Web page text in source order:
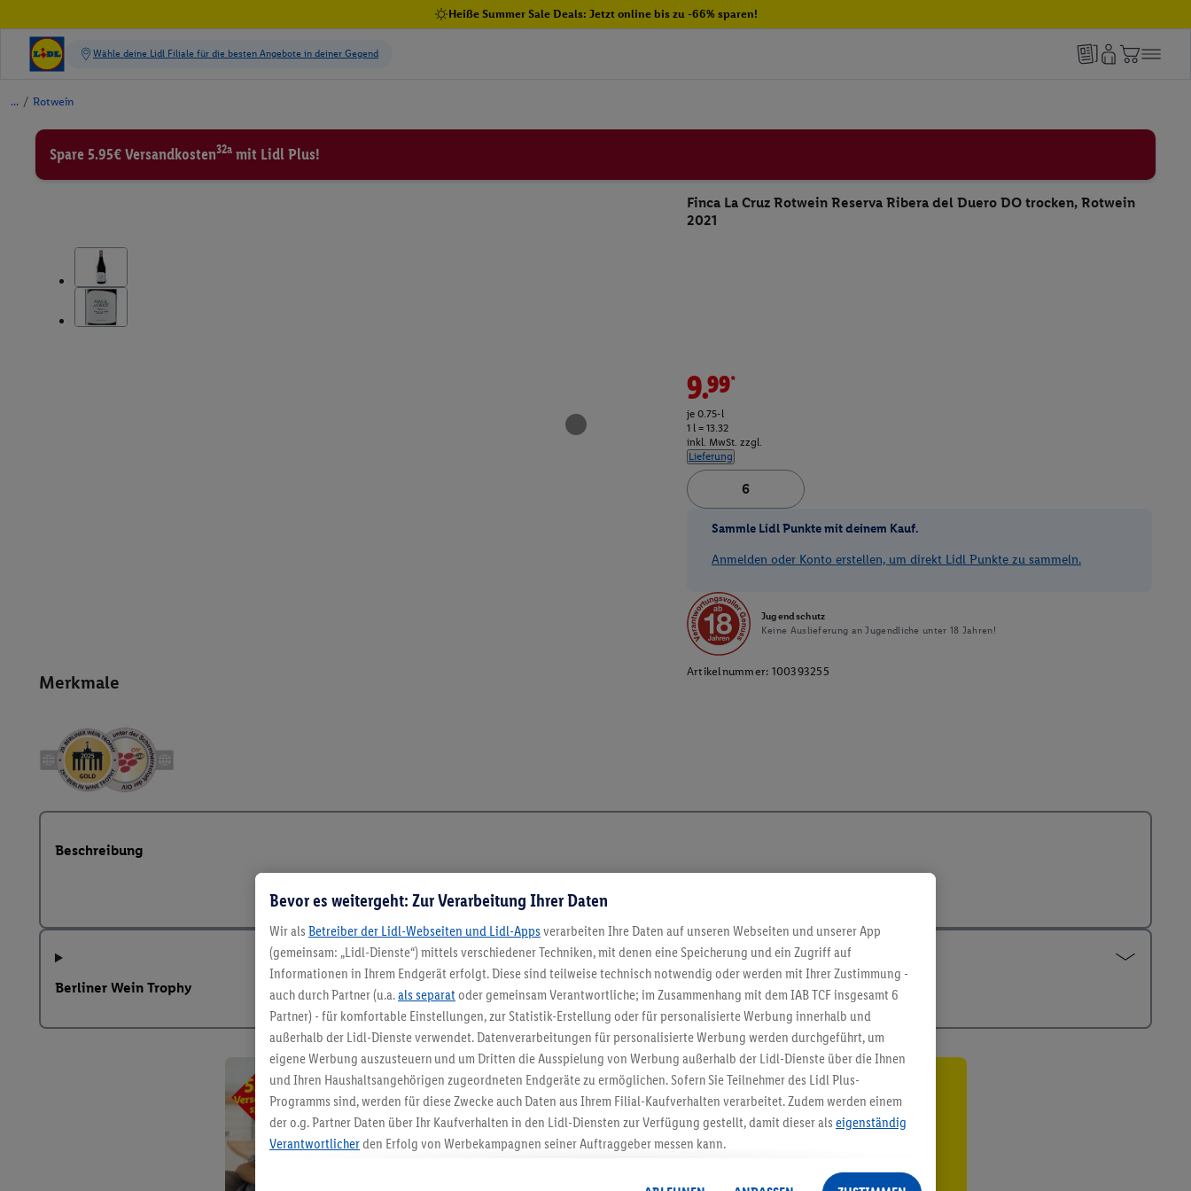
Heiße Summer Sale Deals: Jetzt online bis zu -66% sparen!
/ Rotwein
Spare 5.95€ Versandkosten32a mit Lidl Plus!
Finca La Cruz Rotwein Reserva Ribera del Duero DO trocken, Rotwein
2021
Merkmale
9.99*
je 0.75-l
1 l = 13.32
inkl. MwSt. zzgl.
Lieferung
Sammle Lidl Punkte mit deinem Kauf.
Anmelden oder Konto erstellen, um direkt Lidl Punkte zu sammeln.
Jugendschutz
Keine Auslieferung an Jugendliche unter 18 Jahren!
Artikelnummer: 100393255
Beschreibung
Berliner Wein Trophy
5.95 € Versand sparen³²ᵃ
Jetzt zum Newsletter anmelden
Gutschein sichern!
Bevor es weitergeht: Zur Verarbeitung Ihrer Daten
Wir als Betreiber der Lidl-Webseiten und Lidl-Apps verarbeiten Ihre Daten auf unseren Webseiten und unserer App
(gemeinsam: „Lidl-Dienste“) mittels verschiedener Techniken, mit denen eine Speicherung und ein Zugriff auf
Informationen in Ihrem Endgerät erfolgt. Diese sind teilweise technisch notwendig oder werden mit Ihrer Zustimmung -
auch durch Partner (u.a.als separat oder gemeinsam Verantwortliche; im Zusammenhang mit dem IAB TCF insgesamt 6
Partner) - für komfortable Einstellungen, zur Statistik-Erstellung oder für personalisierte Werbung innerhalb und
außerhalb der Lidl-Dienste verwendet. Datenverarbeitungen für personalisierte Werbung werden durchgeführt, um
eigene Werbung auszusteuern und um Dritten die Ausspielung von Werbung außerhalb der Lidl-Dienste über die Ihnen
und Ihren Haushaltsangehörigen zugeordneten Endgeräte zu ermöglichen. Sofern Sie Teilnehmer des Lidl Plus-
Programms sind, werden für diese Zwecke auch Daten aus Ihrem Filial-Kaufverhalten verarbeitet. Zudem werden einem
der o.g. Partner Daten über Ihr Kaufverhalten in den Lidl-Diensten zur Verfügung gestellt, damit dieser als eigenständig
Verantwortlicherden Erfolg von Werbekampagnen seiner Auftraggeber messen kann.
angereicherten Profilen. Dies umfasst die Zusammenführung von Daten (z.B. über Ihre Nutzung der Lidl-Dienste, Ihr